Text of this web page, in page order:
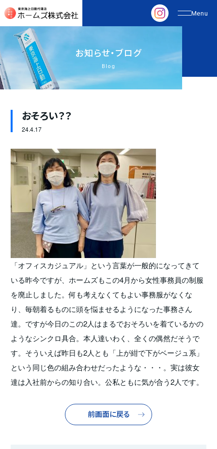
お知らせ・ブログ
Blog
おそろい？？
24.4.17
「オフィスカジュアル」という言葉が一般的になってきて
いる昨今ですが、ホームズもこの4月から女性事務員の制服
を廃止しました。何も考えなくてもよい事務服がなくな
り、毎朝着るものに頭を悩ませるようになった事務さん
達。ですが今日のこの2人はまるでおそろいを着ているかの
ようなシンクロ具合。本人達いわく、全くの偶然だそうで
す。そういえば昨日も2人とも「上が紺で下がベージュ系」
という同じ色の組み合わせだったような・・・。実は彼女
達は入社前からの知り合い。公私ともに気が合う2人です。
前画面に戻る